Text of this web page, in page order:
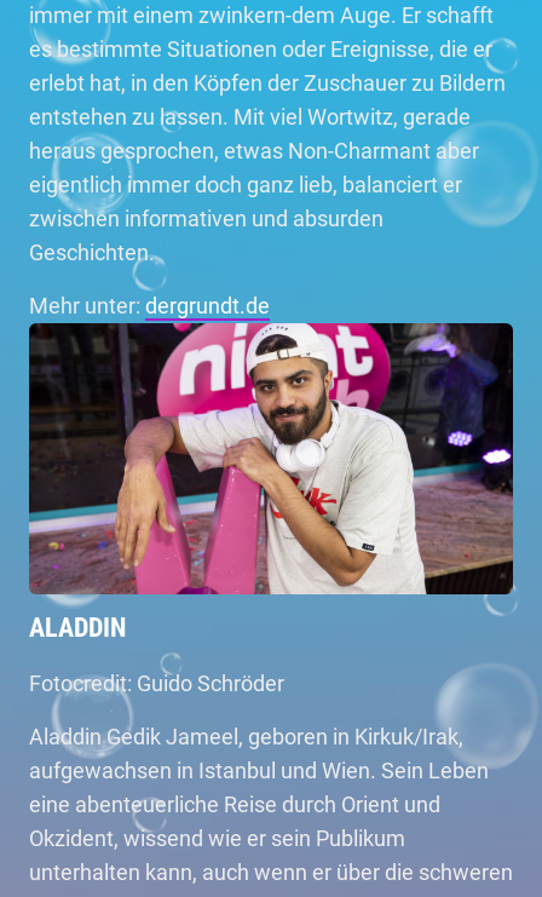
immer mit einem zwinkern-dem Auge. Er schafft
es bestimmte Situationen oder Ereignisse, die er
erlebt hat, in den Köpfen der Zuschauer zu Bildern
entstehen zu lassen. Mit viel Wortwitz, gerade
heraus gesprochen, etwas Non-Charmant aber
eigentlich immer doch ganz lieb, balanciert er
zwischen informativen und absurden
Geschichten.
Mehr unter: dergrundt.de
ALADDIN
Fotocredit: Guido Schröder
Aladdin Gedik Jameel, geboren in Kirkuk/Irak,
aufgewachsen in Istanbul und Wien. Sein Leben
eine abenteuerliche Reise durch Orient und
Okzident, wissend wie er sein Publikum
unterhalten kann, auch wenn er über die schweren